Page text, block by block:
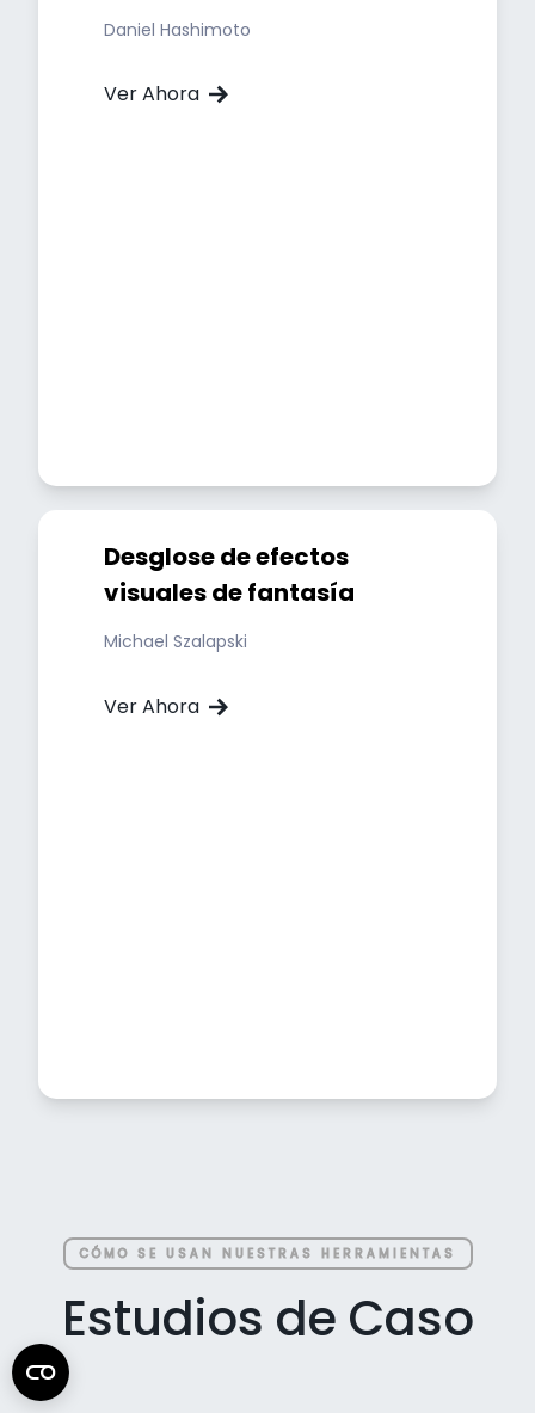
Daniel Hashimoto
Ver Ahora
Desglose de efectos
visuales de fantasía
Michael Szalapski
Ver Ahora
CÓMO SE USAN NUESTRAS HERRAMIENTAS
Estudios de Caso